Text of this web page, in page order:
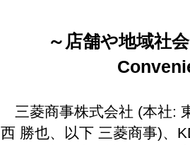
～店舗や地域社
三菱商事株式会社 (本社:
西 勝也、以下 三菱商事)、